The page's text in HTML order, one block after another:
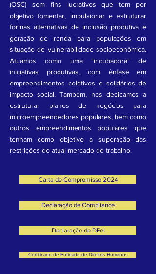
(OSC) sem fins lucrativos que tem por
objetivo fomentar, impulsionar e estruturar
formas alternativas de inclusão produtiva e
geração de renda para populações em
situação de vulnerabilidade socioeconômica.
Atuamos como uma "incubadora" de
iniciativas produtivas, com ênfase em
empreendimentos coletivos e solidários de
impacto social. Também, nos dedicamos a
estruturar planos de negócios para
microempreendedores populares, bem como
outros empreendimentos populares que
tenham como objetivo a superação das
restrições do atual mercado de trabalho.
Carta de Compromisso 2024
Declaração de Compliance
Declaração de DEeI
Certificado de Entidade de Direitos Humanos